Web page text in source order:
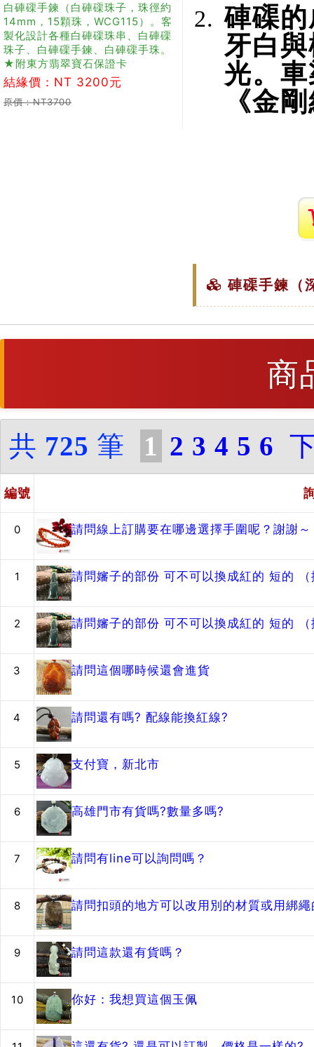
白硨磲手鍊（白硨磲珠子，珠徑約
14mm，15顆珠，WCG115）。客
製化設計各種白硨磲珠串、白硨磲
珠子、白硨磲手鍊、白硨磲手珠。
★附東方翡翠寶石保證卡
結緣價：NT 3200元
原價：NT3700
硨磲
牙白
光。
《金
硨磲手鍊（
商
共 725 筆 1 2 3 4 5 6
編號
0 請問線上訂購要在哪邊選擇手圍呢？謝謝～
1 請問嬸子的部份 可不可以換成紅的 短的
2 請問嬸子的部份 可不可以換成紅的 短的
3 請問這個哪時候還會進貨
4 請問還有嗎? 配線能換紅線?
5 支付寶，新北市
6 高雄門市有貨嗎?數量多嗎?
7 請問有line可以詢問嗎？
8 請問扣頭的地方可以改用別的材質或用綁
9 請問這款還有貨嗎？
10 你好：我想買這個玉佩